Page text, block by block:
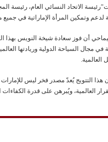
الاتحاد النسائي العام، رئيسة
لدعم وتمكين المرأة الإماراتية في
أن فوز سعادة شيخة النويس بهذا
في مجال السياحة الدولية وريادتها
العالمية.
هذا التتويج يُعدّ مصدر فخر ليس
العالمية، ويُبرهن على قدرة الكفاءات